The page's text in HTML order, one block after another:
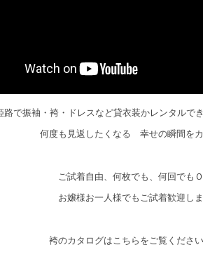
路で振袖・袴・ドレスなど貸衣装かレンタルで
何度も見返したくなる 幸せの瞬間を
ご試着自由、何枚でも、何回でも
お嬢様お一人様でもご試着歓迎し
袴のカタログはこちらをご覧くださ